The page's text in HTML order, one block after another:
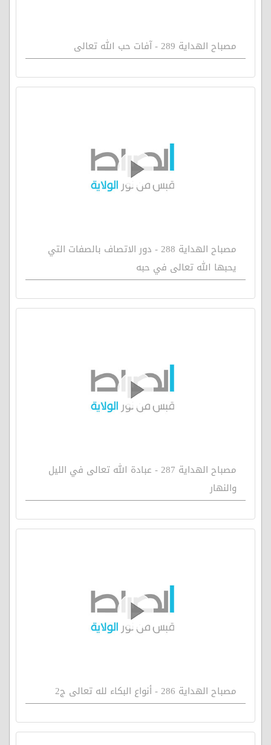
مصباح الهداية 289 - آفات حب الله تعالى
مصباح الهداية 288 - دور الاتصاف بالصفات التي
يحبها الله تعالى في حبه
مصباح الهداية 287 - عبادة الله تعالى في الليل
والنهار
مصباح الهداية 286 - أنواع البكاء لله تعالى ج2